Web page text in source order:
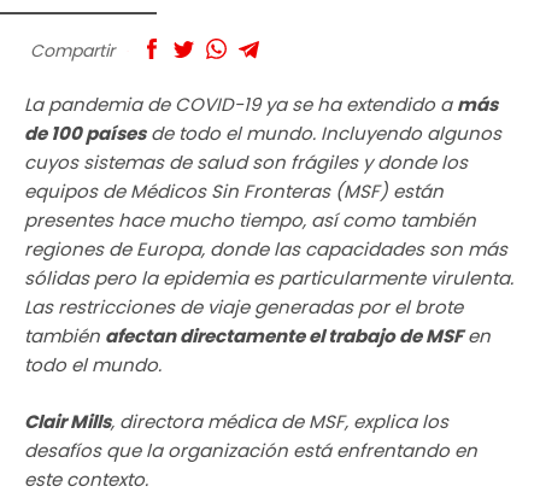
Compartir
La pandemia de COVID-19 ya se ha extendido amás
de 100 paísesde todo el mundo. Incluyendo algunos
cuyos sistemas de salud son frágiles y donde los
equipos de Médicos Sin Fronteras (MSF) están
presentes hace mucho tiempo, así como también
regiones de Europa, donde las capacidades son más
sólidas pero la epidemia es particularmente virulenta.
Las restricciones de viaje generadas por el brote
también afectan directamente el trabajo de MSFen
todo el mundo.
Clair Mills, directora médica de MSF, explica los
desafíos que la organización está enfrentando en
este contexto.